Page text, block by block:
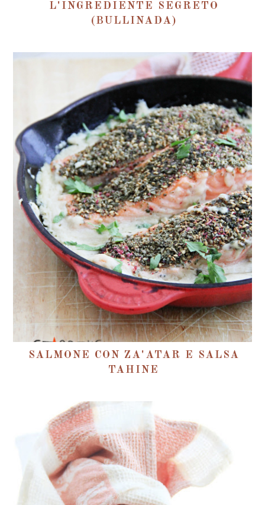
L'INGREDIENTE SEGRETO
(BULLINADA)
SALMONE CON ZA'ATAR E SALSA
TAHINE